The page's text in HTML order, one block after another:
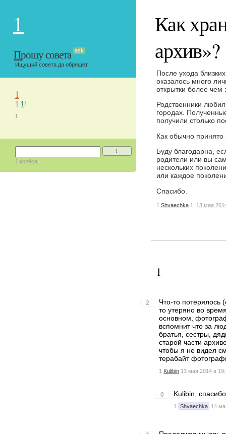
1
Прошу совета ask
Ищущий совета да обрящет
1
1 1!
1
1
1 колёса
Как
архив»?
После ухода
оказалось много
открытки более чем
Родственники
городах.
получили столько
Как обычно
Буду благодарна,
родители или вы
нескольких
или каждое
Спасибо.
1 Shvaechka 1, 13 мая
1
2
Что-то потерялось
то утеряно во
основном,
вспомнит что за
братья, сестры,
старой части
чтобы я не видел
терабайт
1 Kulibin 13 мая 2014 в
0 Kulibin,
1 Shvaechka 14